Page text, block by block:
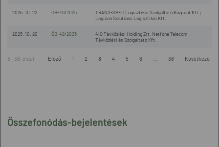
Összefonódás-bejelentések
2025. 10. 22 ÖB-49/2025
TRANS-SPED Logisztikai Szolgáltató Központ Kft.;
Logicon Solutions Logisztikai Kft.
2025. 10. 20 ÖB-48/2025
4iG Távközlési Holding Zrt. Netfone Telecom
Távközlési és Szolgáltató Kft.
3 - 38. oldal Előző 1 2 3 4 5 6 38 Következő